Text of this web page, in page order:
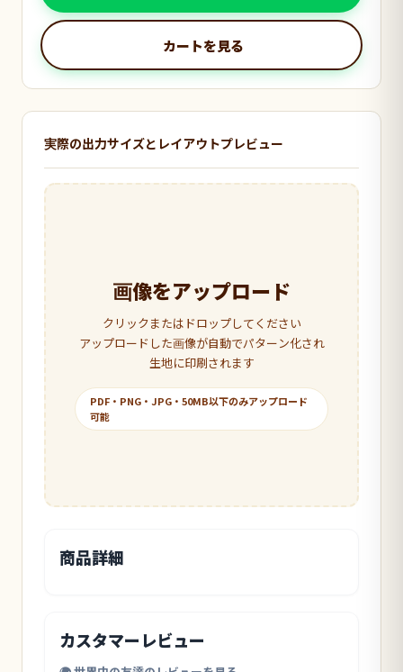
実際の出力サイズとレイアウトプレビュー
画像をアップロード
クリックまたはドロップしてください
アップロードした画像が自動でパターン化され
生地に印刷されます
PDF・PNG・JPG・50MB以下のみアップロード
可能
商品詳細
カスタマーレビュー
カートを見る